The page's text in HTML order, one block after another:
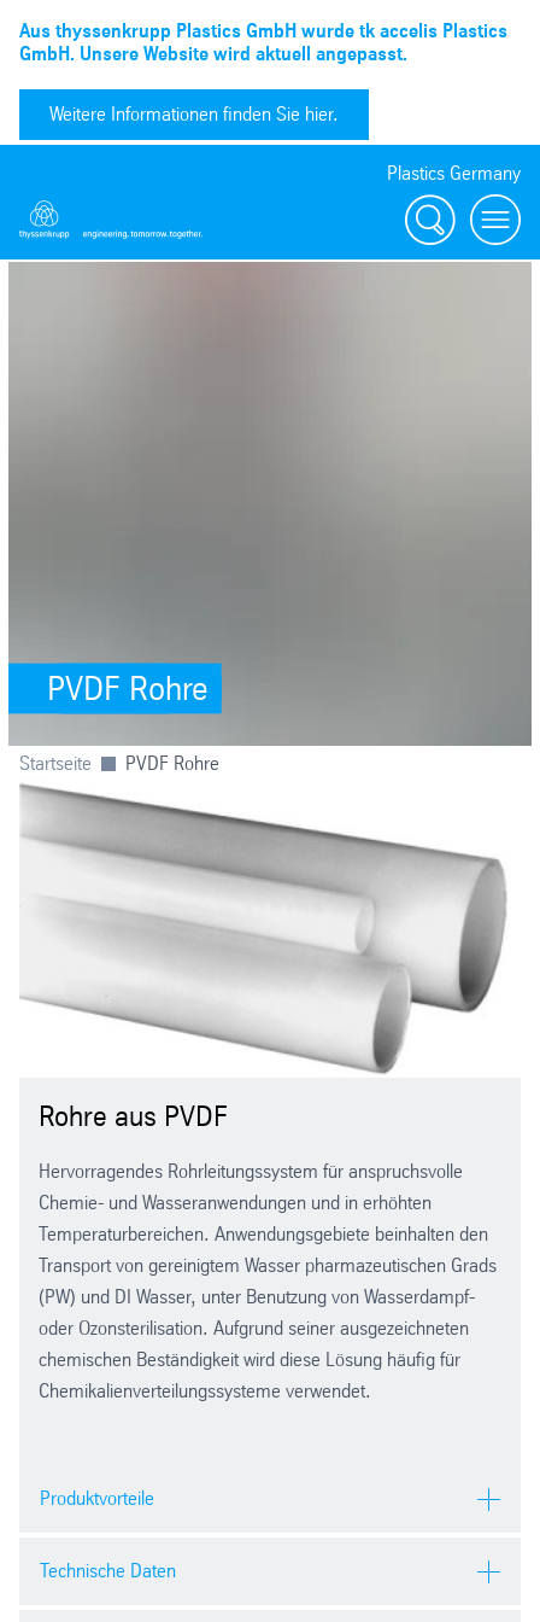
Aus thyssenkrupp Plastics GmbH wurde tk accelis Plastics
GmbH. Unsere Website wird aktuell angepasst.
Weitere Informationen finden Sie hier.
Plastics Germany
Suchen menu
PVDF Rohre
Startseite PVDF Rohre
Rohre aus PVDF
Hervorragendes Rohrleitungssystem für anspruchsvolle
Chemie- und Wasseranwendungen und in erhöhten
Temperaturbereichen. Anwendungsgebiete beinhalten den
Transport von gereinigtem Wasser pharmazeutischen Grads
(PW) und DI Wasser, unter Benutzung von Wasserdampf-
oder Ozonsterilisation. Aufgrund seiner ausgezeichneten
chemischen Beständigkeit wird diese Lösung häufig für
Chemikalienverteilungssysteme verwendet.
Produktvorteile
frei von Zusätzen, Farbstoffen oder Stabilisatoren
Technische Daten